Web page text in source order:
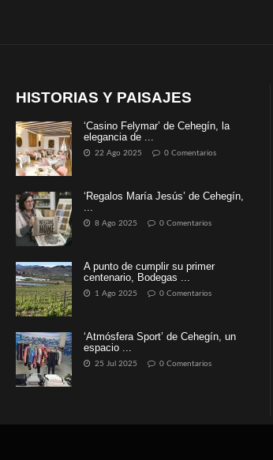
HISTORIAS Y PAISAJES
‘Casino Felymar’ de Cehegín, la
elegancia de ...
22 Ago 2025 0 Comentarios
‘Regalos María Jesús’ de Cehegín,
...
8 Ago 2025 0 Comentarios
A punto de cumplir su primer
centenario, Bodegas ...
1 Ago 2025 0 Comentarios
‘Atmósfera Sport’ de Cehegín, un
espacio ...
25 Jul 2025 0 Comentarios